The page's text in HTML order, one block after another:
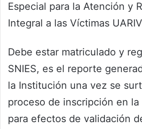
Especial para la Atención y
Integral a las Víctimas
Debe estar matriculado y
SNIES, es el reporte
la Institución una vez se
proceso de inscripción en
para efectos de validación